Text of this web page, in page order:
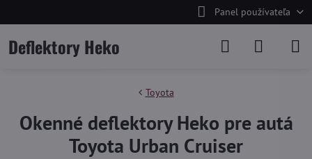
Panel používateľa
Deflektory Heko
Toyota
Okenné deflektory Heko pre autá
Toyota Urban Cruiser